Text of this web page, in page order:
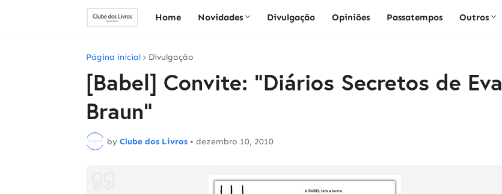
Home Novidades Divulgação Opiniões Passatempos Outros
Página inicial Divulgação
[Babel] Convite: "Diários Secretos de Eva
Braun"
by Clube dos Livros • dezembro 10, 2010